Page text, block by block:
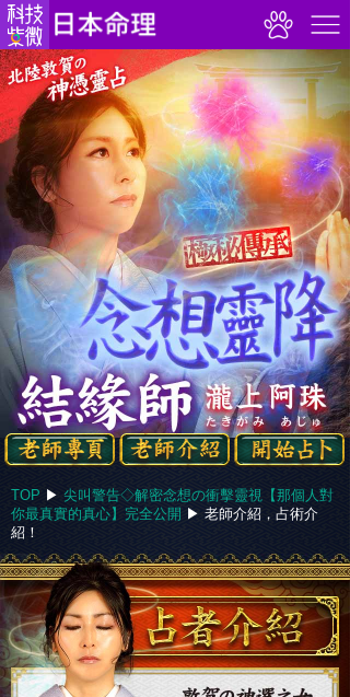
TOP ▶︎ 尖叫警告◇解密念想の衝擊靈視【那個人對
你最真實的真心】完全公開
▶︎ 老師介紹，占術介
紹！